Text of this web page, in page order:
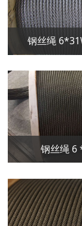
钢丝绳
钢丝绳 6